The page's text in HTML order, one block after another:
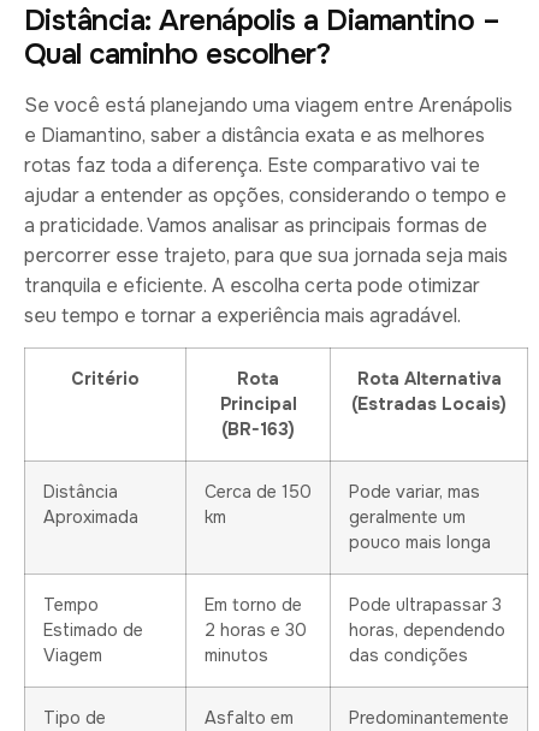
Distância: Arenápolis a Diamantino –
Qual caminho escolher?
Se você está planejando uma viagem entre Arenápolis
e Diamantino, saber a distância exata e as melhores
rotas faz toda a diferença. Este comparativo vai te
ajudar a entender as opções, considerando o tempo e
a praticidade. Vamos analisar as principais formas de
percorrer esse trajeto, para que sua jornada seja mais
tranquila e eficiente. A escolha certa pode otimizar
seu tempo e tornar a experiência mais agradável.
Critério
Rota
Principal
(BR-163)
Rota Alternativa
(Estradas Locais)
Distância
Aproximada
Cerca de 150
km
Pode variar, mas
geralmente um
pouco mais longa
Tempo
Estimado de
Viagem
Em torno de
2 horas e 30
minutos
Pode ultrapassar 3
horas, dependendo
das condições
Tipo de
Asfalto em
Predominantemente